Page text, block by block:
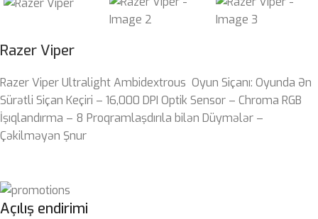
Razer Viper
Razer Viper Ultralight Ambidextrous Oyun Siçanı: Oyunda Ən
Sürətli Siçan Keçiri – 16,000 DPI Optik Sensor – Chroma RGB
İşıqlandırma – 8 Proqramlaşdırıla bilən Düymələr –
Çəkilməyən Şnur
Açılış endirimi